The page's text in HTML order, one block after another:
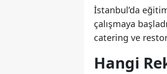
İstanbul’da
çalışmaya
catering ve
Hangi